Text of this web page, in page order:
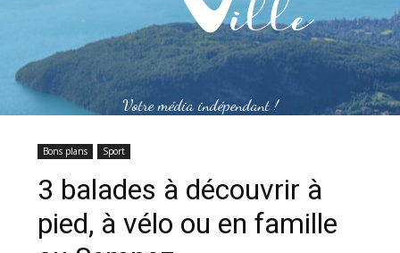
Votre média indépendant !
Bons plans Sport
3 balades à découvrir à
pied, à vélo ou en famille